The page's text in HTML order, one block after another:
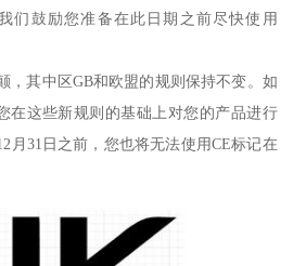
们鼓励您准备在此日期之前尽快使用
，其中区GB和欧盟的规则保持不变。如
在这些新规则的基础上对您的产品进行
月31日之前，您也将无法使用CE标记在